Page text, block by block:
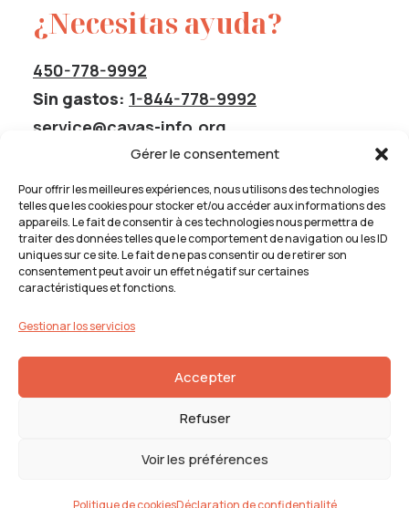
Gérer le consentement
Pour offrir les meilleures expériences, nous utilisons des technologies
telles que les cookies pour stocker et/ou accéder aux informations des
appareils. Le fait de consentir à ces technologies nous permettra de
traiter des données telles que le comportement de navigation ou les ID
uniques sur ce site. Le fait de ne pas consentir ou de retirer son
consentement peut avoir un effet négatif sur certaines
caractéristiques et fonctions.
Gestionar los servicios
Accepter
Refuser
Voir les préférences
Politique de cookiesDéclaration de confidentialité
¿Necesitas ayuda?
450-778-9992
Sin gastos: 1-844-778-9992
service@cavas-info.org
Inconformidad con los servicios
Inconformidad con los servicios
Si no te satisfacen los servicios que recibiste de CAVAS,
presentación de quejas
© 2026 CAVAS | Todos los derechos reservados.
Política de cookies|Declaración de privacidad